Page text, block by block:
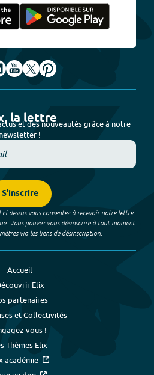
la lettre
et des nouveautés grâce à notre
newsletter !
S'inscrire
dessus vous consentez à recevoir notre lettre
Vous pouvez vous désinscrire à tout moment
via les liens de désinscription.
Accueil
Elix
partenaires
et Collectivités
vous !
Thèmes Elix
académie